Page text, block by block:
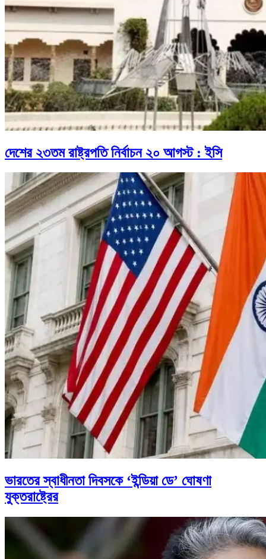
দেশের ২৩তম রাষ্ট্রপতি নির্বাচন ২০ আগস্ট : ইসি
ভারতের স্বাধীনতা দিবসকে ‘ইন্ডিয়া ডে’ ঘোষণা
যুক্তরাষ্ট্রের